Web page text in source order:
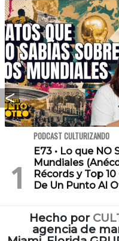
PODCAST CULTURIZANDO
E73 • Lo que NO
Mundiales
Récords y Top 10
De Un Punto Al
Hecho por
agencia de